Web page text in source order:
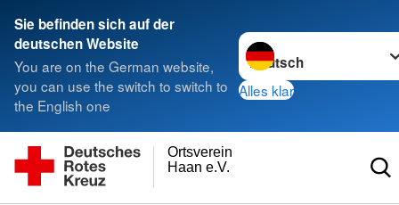
Sie befinden sich auf der
deutschen Website
You are on the German website,
you can use the switch to switch to
the English one
Sprache wechseln zu
Alles klar
Haan e.V.
Ortsverein